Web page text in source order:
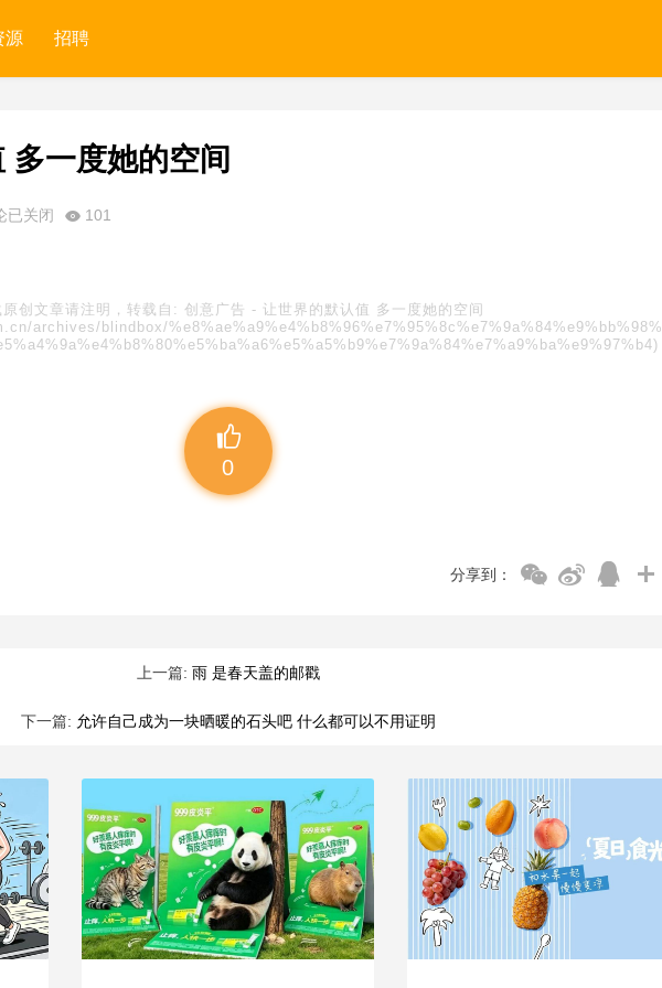
源 招聘
多一度她的空间
已关闭 101
原创文章请注明，转载自: 创意广告 - 让世界的默认值 多一度她的空间
archives/blindbox/%e8%ae%a9%e4%b8%96%e7%95%8c%e7%9a%84%e9%bb%98%
0
分享到：
上一篇: 雨 是春天盖的邮戳
下一篇: 允许自己成为一块晒暖的石头吧 什么都可以不用证明